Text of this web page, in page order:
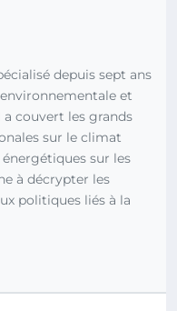
depuis sept ans
et
couvert les grands
sur le climat
sur les
à décrypter les
politiques liés à la